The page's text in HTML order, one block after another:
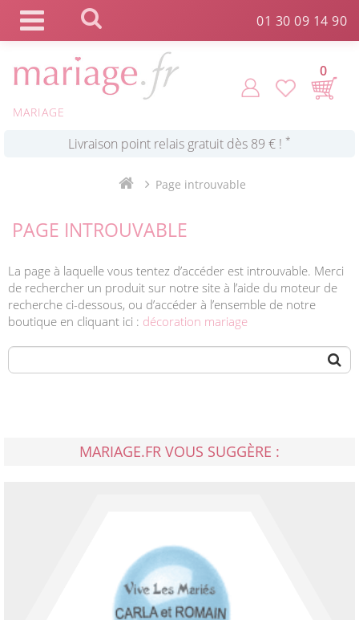
01 30 09 14 90
MARIAGE
0
Commande expédiée en 24h !
Click and Collect en 2 H gratuit !
Livraison point relais gratuit dès 89 € ! *
Page introuvable
PAGE INTROUVABLE
La page à laquelle vous tentez d’accéder est introuvable. Merci
de rechercher un produit sur notre site à l’aide du moteur de
recherche ci-dessous, ou d’accéder à l’ensemble de notre
boutique en cliquant ici : décoration mariage
MARIAGE.FR VOUS SUGGÈRE :
Panneau de gestion des cookies